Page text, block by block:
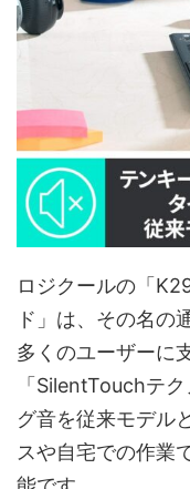
ロジクールの「
ド」は、その名の
多くのユーザーに
「SilentTouchテ
グ音を従来モデル
スや自宅での作業